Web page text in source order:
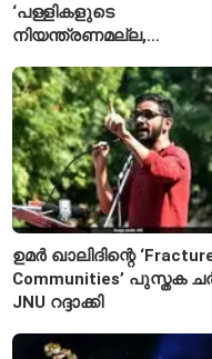
‘പള്ളികളുടെ
നിയന്ത്രണമല്ല,
— കേന്ദ്രത്തിന്റെ
വിശദീകരണം
ഉമർ ഖാലിദിന്റെ
Communities’ പുസ്തക
JNU റദ്ദാക്കി